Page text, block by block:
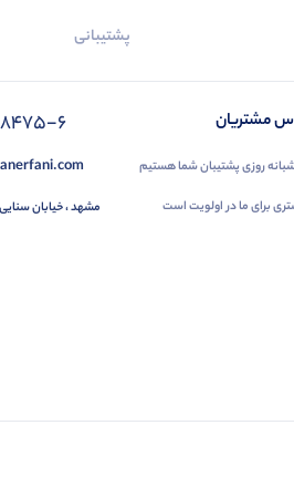
پشتیبانی
مشتریان
روزی پشتیبان شما هستیم
برای ما در اولویت است
6
مشهد ، خیابان